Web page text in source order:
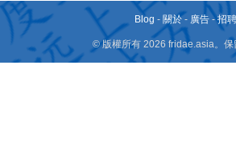
Blog - 關於 - 廣告 -招
© 版權所有 2026 fridae.asia。